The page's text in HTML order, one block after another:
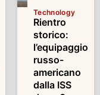
Technology
Rientro
storico:
l’equipaggio
russo-
americano
dalla ISS